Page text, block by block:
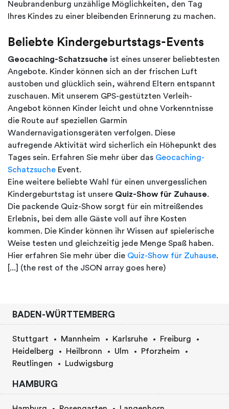
Neubrandenburg unzählige Möglichkeiten, den Tag
Ihres Kindes zu einer bleibenden Erinnerung zu machen.
Beliebte Kindergeburtstags-Events
Geocaching-Schatzsuche ist eines unserer beliebtesten
Angebote. Kinder können sich an der frischen Luft
austoben und glücklich sein, während Eltern entspannt
zuschauen. Mit unserem GPS-gestützten Verleih-
Angebot können Kinder leicht und ohne Vorkenntnisse
die Route auf speziellen Garmin
Wandernavigationsgeräten verfolgen. Diese
aufregende Aktivität wird sicherlich ein Höhepunkt des
Tages sein. Erfahren Sie mehr über das Geocaching-
Schatzsuche Event.
Eine weitere beliebte Wahl für einen unvergesslichen
Kindergeburtstag ist unsere Quiz-Show für Zuhause.
Die packende Quiz-Show sorgt für ein mitreißendes
Erlebnis, bei dem alle Gäste voll auf ihre Kosten
kommen. Die Kinder können ihr Wissen auf spielerische
Weise testen und gleichzeitig jede Menge Spaß haben.
Hier erfahren Sie mehr über die Quiz-Show für Zuhause.
[...] (the rest of the JSON array goes here)
BADEN-WÜRTTEMBERG
Stuttgart Mannheim Karlsruhe
Freiburg
Heidelberg
Heilbronn Ulm
Pforzheim
Reutlingen
Ludwigsburg
HAMBURG